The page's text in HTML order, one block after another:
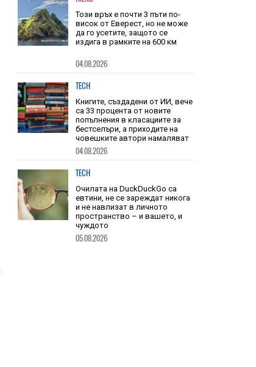
звука
| 05.08.2026
HIEND
Този връх е почти 3 пъти по-
да го усетите, защото се
издига в рамките на 600 км
04.08.2026
TECH
Книгите, създадени от ИИ, вече
са 33 процента от новите
попълнения в класациите за
бестселъри, а приходите на
човешките автори намаляват
04.08.2026
TECH
Очилата на DuckDuckGo са
евтини, не се зареждат никога
и не навлизат в личното